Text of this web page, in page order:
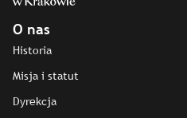
O nas
Historia
Misja i statut
Dyrekcja